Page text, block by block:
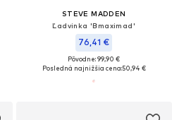
STEVE MADDEN
Ľadvinka 'Bmaximad'
76,41 €
Pôvodne: 99,90 €
Posledná najnižšia cena:50,94 €